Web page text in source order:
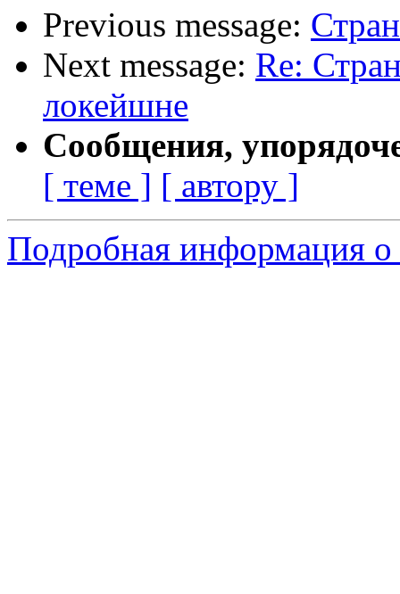
Previous message:
Next message: Re:
локейшне
Сообщения,
[ теме ] [ автору ]
Подробная информация